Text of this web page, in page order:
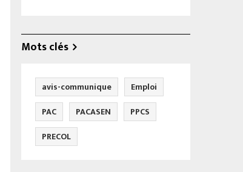
Mots clés
avis-communique
Emploi
PAC
PACASEN
PPCS
PRECOL